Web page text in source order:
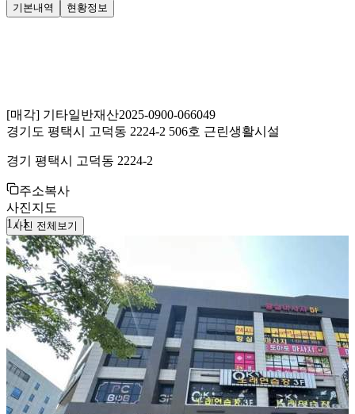
기본내역
현황정보
[매각] 기타일반재산2025-0900-066049
경기도 평택시 고덕동 2224-2 506호 근린생활시설
경기 평택시 고덕동 2224-2
주소복사
사진지도
1 /1
사진 전체보기